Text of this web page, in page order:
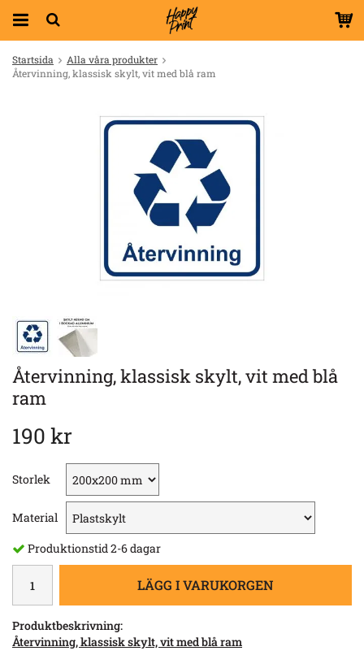
Startsida
Alla våra produkter
Återvinning, klassisk skylt, vit med blå ram
Återvinning, klassisk skylt, vit med blå
ram
190 kr
Storlek
Material
Produktionstid 2-6 dagar
LÄGG I VARUKORGEN
Produktbeskrivning:
Återvinning, klassisk skylt, vit med blå ram